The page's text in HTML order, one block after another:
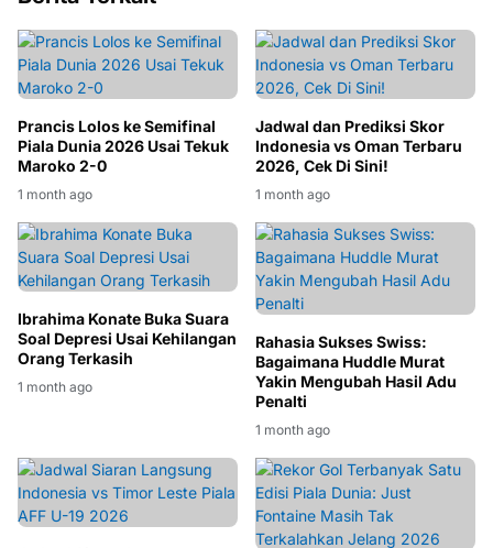
Prancis Lolos ke Semifinal
Piala Dunia 2026 Usai Tekuk
Maroko 2-0
1 month ago
Jadwal dan Prediksi Skor
Indonesia vs Oman Terbaru
2026, Cek Di Sini!
1 month ago
Ibrahima Konate Buka Suara
Soal Depresi Usai Kehilangan
Orang Terkasih
1 month ago
Rahasia Sukses Swiss:
Bagaimana Huddle Murat
Yakin Mengubah Hasil Adu
Penalti
1 month ago